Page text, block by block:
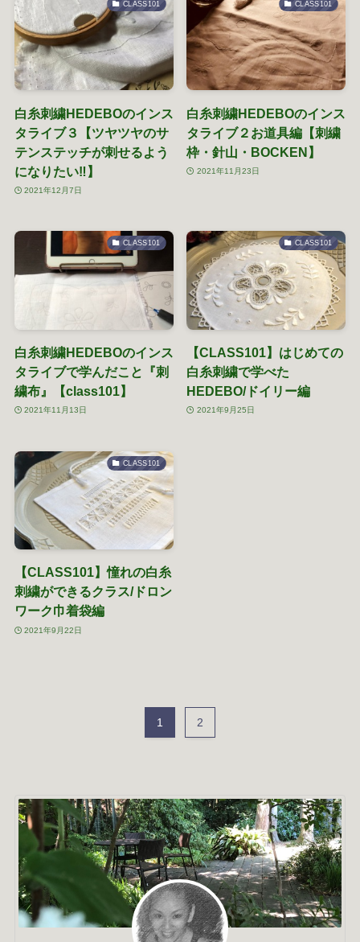
CLASS101
白糸刺繍HEDEBOのインス
タライブ３【ツヤツヤのサ
テンステッチが刺せるよう
になりたい‼】
2021年12月7日
CLASS101
白糸刺繍HEDEBOのインス
タライブ２お道具編【刺繍
枠・針山・BOCKEN】
2021年11月23日
CLASS101
白糸刺繍HEDEBOのインス
タライブで学んだこと『刺
繍布』【class101】
2021年11月13日
CLASS101
【CLASS101】はじめての
白糸刺繍で学べた
HEDEBO/ドイリー編
2021年9月25日
CLASS101
【CLASS101】憧れの白糸
刺繍ができるクラス/ドロン
ワーク巾着袋編
2021年9月22日
1 2